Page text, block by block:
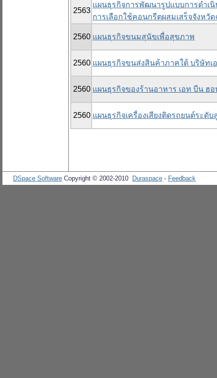
2563
แผนธุรกิจการพัฒนารูปแบบการดำเ
การเลือกใช้คอนกรีตผสมเสร็จจังหวัด
2560 แผนธุรกิจขนมสุนัขเพื่อสุขภาพ
2560 แผนธุรกิจขนส่งสินค้าภาคใต้ บริษัทเ
2560 แผนธุรกิจของร้านอาหาร เอท บีน ฮ
2560 แผนธุรกิจเครื่องเสียงติดรถยนต์ระดั
DSpace Software Copyright © 2002-2010 Duraspace - Feedback